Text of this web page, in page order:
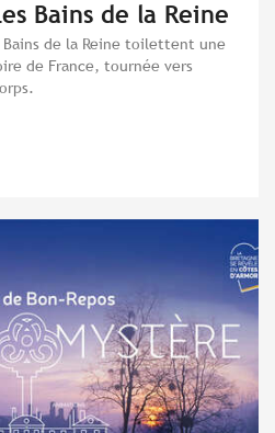
Bains de la Reine
de la Reine toilettent une
de France, tournée vers